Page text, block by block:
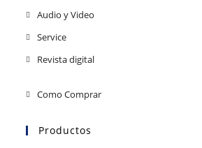
Audio y Video
Service
Revista digital
Como Comprar
Productos